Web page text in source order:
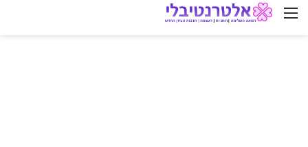
ניווט באתר